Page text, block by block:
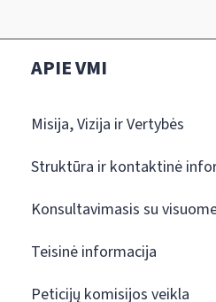
APIE VMI
Misija, Vizija ir Vertybės
Struktūra ir kontaktinė
Konsultavimasis su
Teisinė informacija
Peticijų komisijos veikla